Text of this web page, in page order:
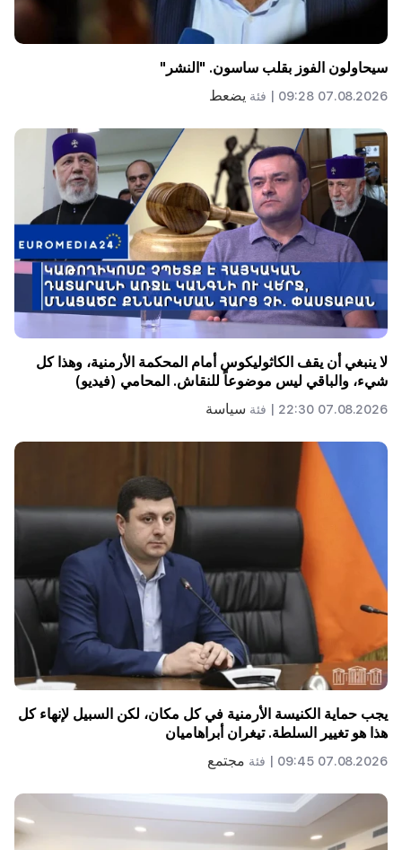
سيحاولون الفوز بقلب ساسون. "النشر"
07.08.2026 09:28 | فئة يضعط
لا ينبغي أن يقف الكاثوليكوس أمام المحكمة الأرمنية، وهذا كل
شيء، والباقي ليس موضوعاً للنقاش. المحامي (فيديو)
07.08.2026 22:30 | فئة سياسة
يجب حماية الكنيسة الأرمنية في كل مكان، لكن السبيل لإنهاء كل
هذا هو تغيير السلطة. تيغران أبراهاميان
07.08.2026 09:45 | فئة مجتمع